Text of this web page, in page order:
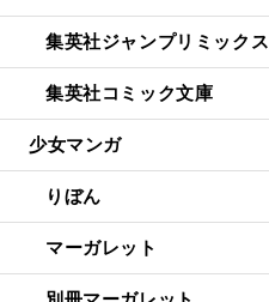
集英社ジャンプリミックス
集英社コミック文庫
少女マンガ
りぼん
マーガレット